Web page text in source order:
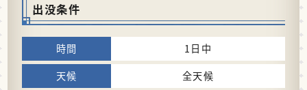
出没条件
1日中
全天候